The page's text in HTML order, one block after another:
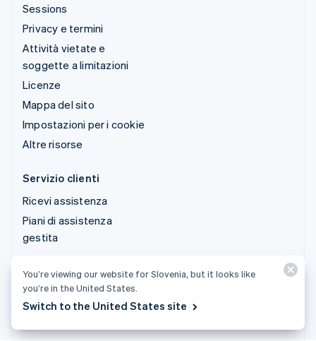
Sessions
Privacy e termini
Attività vietate e
soggette a limitazioni
Licenze
Mappa del sito
Impostazioni per i cookie
Altre risorse
Servizio clienti
Ricevi assistenza
Piani di assistenza
gestita
© 2026 Stripe, LLC
You’re viewing our website for Slovenia, but it looks like
you’re in the United States.
Switch to the United States site